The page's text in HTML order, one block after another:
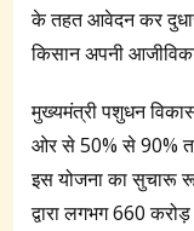
के तहत आवेदन कर
किसान अपनी
मुख्यमंत्री पशुधन
ओर से 50% से 90% तक
इस योजना का सुचारू
द्वारा लगभग 660